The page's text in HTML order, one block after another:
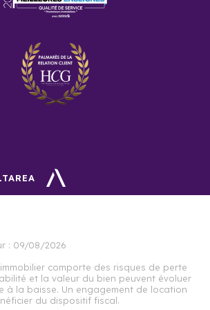
: 09/08/2026
comporte des risques de perte
et la valeur du bien peuvent évoluer
à la baisse. Un engagement de location
du dispositif fiscal.